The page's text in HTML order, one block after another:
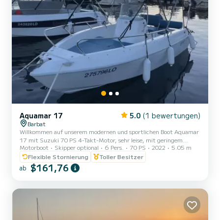
Aquamar 17 5.0 (1 bewertungen)
Barbat
Willkommen auf unserem modernen und sportlichen Boot Aquamar
17 mit Suzuki 70 PS 4-Takt-Motor, sehr leise, mit geringem
Verbrauch und einer Höchstgeschwindigkeit von 30 Knoten. Liegt
auf einer der schönsten Inseln Kroatiens, Rab. Es bietet Platz für
bis zu 6 Personen und hat alles, was Sie für Ihren Traumurlaub
brauchen. Komplette Sicherheitsausrüstung, Schwimmwesten,
Buganker, schwimmende Leiter. Das Boot wurde 2010 gebaut und
Motorboot Skipper optional 6 Pers. 70 PS 2022
5.05 m
Flexible Stornierung
Toller Besitzer
ab $161,76